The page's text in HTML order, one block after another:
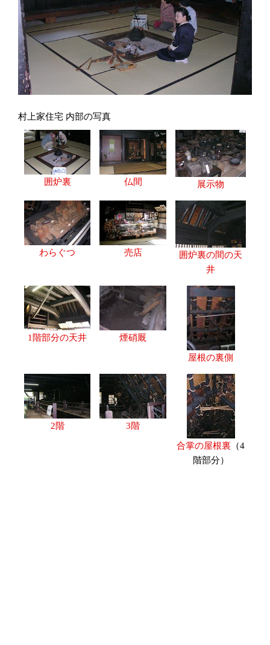
村上家住宅 内部の写真
囲炉裏 仏間 展示物
わらぐつ 売店
囲炉裏の間の天
井
1階部分の天井 煙硝厩
屋根の裏側
2階 3階
合掌の屋根裏 （4
階部分）